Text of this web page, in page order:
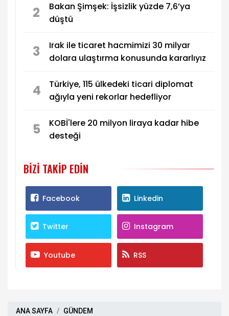
2
Bakan Şimşek: İşsizlik yüzde 7,6’ya
düştü
3
Irak ile ticaret hacmimizi 30 milyar
dolara ulaştırma konusunda kararlıyız
4
Türkiye, 115 ülkedeki ticari diplomat
ağıyla yeni rekorlar hedefliyor
5
KOBİ'lere 20 milyon liraya kadar hibe
desteği
BIZI TAKIP EDIN
Facebook Linkedin
Twitter Instagram
Youtube RSS
ANA SAYFA
GÜNDEM